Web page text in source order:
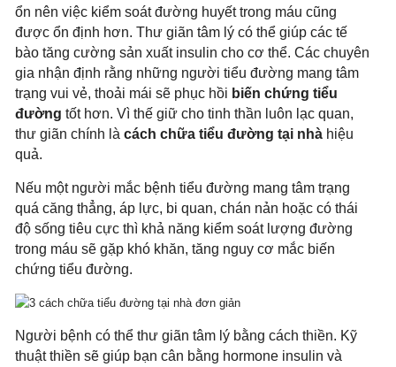
ổn nên việc kiểm soát đường huyết trong máu cũng
được ổn định hơn. Thư giãn tâm lý có thể giúp các tế
bào tăng cường sản xuất insulin cho cơ thể. Các chuyên
gia nhận định rằng những người tiểu đường mang tâm
trạng vui vẻ, thoải mái sẽ phục hồi biến chứng tiểu
đường tốt hơn. Vì thế giữ cho tinh thần luôn lạc quan,
thư giãn chính là cách chữa tiểu đường tại nhà hiệu
quả.
Nếu một người mắc bệnh tiểu đường mang tâm trạng
quá căng thẳng, áp lực, bi quan, chán nản hoặc có thái
độ sống tiêu cực thì khả năng kiểm soát lượng đường
trong máu sẽ gặp khó khăn, tăng nguy cơ mắc biến
chứng tiểu đường.
Người bệnh có thể thư giãn tâm lý bằng cách thiền. Kỹ
thuật thiền sẽ giúp bạn cân bằng hormone insulin và